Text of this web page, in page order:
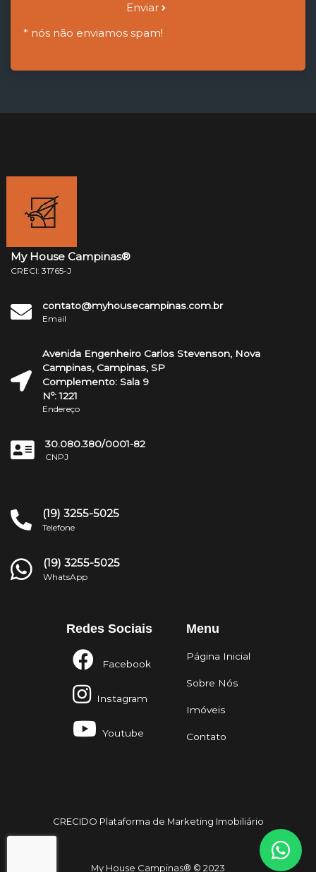
Enviar
* nós não enviamos spam!
My House Campinas®
CRECI: 31765-J
contato@myhousecampinas.com.br
Email
Avenida Engenheiro Carlos Stevenson, Nova
Campinas, Campinas, SP
Complemento: Sala 9
Nº: 1221
Endereço
30.080.380/0001-82
CNPJ
(19) 3255-5025
Telefone
(19) 3255-5025
WhatsApp
Redes Sociais
Facebook
Instagram
Youtube
Menu
Página Inicial
Sobre Nós
Imóveis
Contato
My House Campinas® © 2023
CRECIDO Plataforma de Marketing Imobiliário
JZR6Spejh4U02d8jOt6vLEHfe/JQGiRRSQQxSfFWpi1MquVdAyjUar5+76PVCmYl"